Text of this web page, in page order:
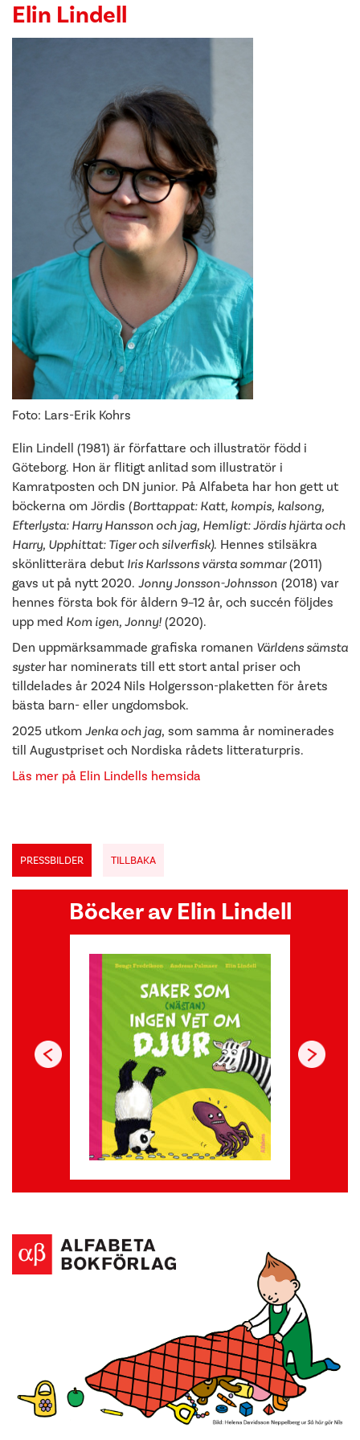
Elin Lindell
Foto: Lars-Erik Kohrs
Elin Lindell (1981) är författare och illustratör född i
Göteborg. Hon är flitigt anlitad som illustratör i
Kamratposten och DN junior. På Alfabeta har hon gett ut
böckerna om Jördis (Borttappat: Katt, kompis, kalsong,
Efterlysta: Harry Hansson och jag, Hemligt: Jördis hjärta och
Harry, Upphittat: Tiger och silverfisk). Hennes stilsäkra
skönlitterära debut Iris Karlssons värsta sommar(2011)
gavs ut på nytt 2020. Jonny Jonsson-Johnsson (2018) var
hennes första bok för åldern 9–12 år, och succén följdes
upp med Kom igen, Jonny! (2020).
Den uppmärksammade grafiska romanen Världens sämsta
systerhar nominerats till ett stort antal priser och
tilldelades år 2024 Nils Holgersson-plaketten för årets
bästa barn- eller ungdomsbok.
2025 utkom Jenka och jag, som samma år nominerades
till Augustpriset och Nordiska rådets litteraturpris.
Läs mer på Elin Lindells hemsida
PRESSBILDER TILLBAKA
Böcker av Elin Lindell